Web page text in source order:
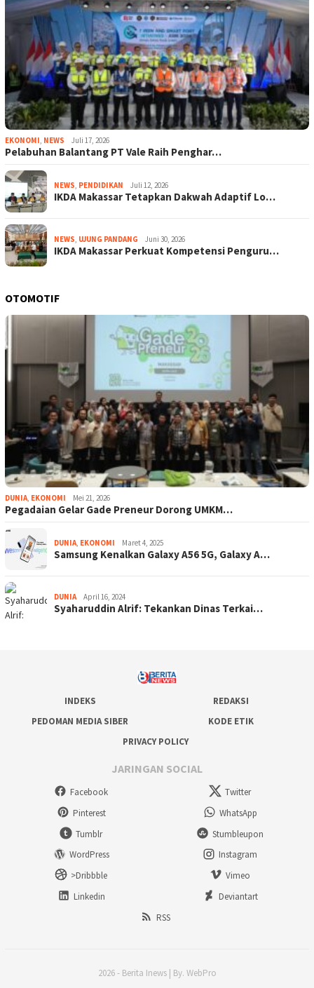
EKONOMI, NEWS Juli 17, 2026
Pelabuhan Balantang PT Vale Raih Penghar…
NEWS, PENDIDIKAN Juli 12, 2026
IKDA Makassar Tetapkan Dakwah Adaptif Lo…
NEWS, UJUNG PANDANG Juni 30, 2026
IKDA Makassar Perkuat Kompetensi Penguru…
OTOMOTIF
DUNIA, EKONOMI Mei 21, 2026
Pegadaian Gelar Gade Preneur Dorong UMKM…
DUNIA, EKONOMI Maret 4, 2025
Samsung Kenalkan Galaxy A56 5G, Galaxy A…
DUNIA April 16, 2024
Syaharuddin Alrif: Tekankan Dinas Terkai…
INDEKS
REDAKSI
PEDOMAN MEDIA SIBER
KODE ETIK
PRIVACY POLICY
JARINGAN SOCIAL
Facebook
Twitter
Pinterest
WhatsApp
Tumblr
Stumbleupon
WordPress
Instagram
>Dribbble
Vimeo
Linkedin
Deviantart
RSS
2026 - Berita Inews | By. WebPro